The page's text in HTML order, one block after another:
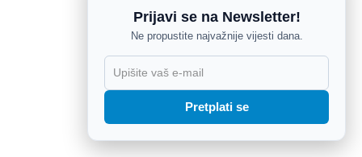
Prijavi se na Newsletter!
Ne propustite najvažnije vijesti dana.
Pretplati se